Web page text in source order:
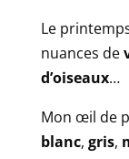
Le
nuances de
d’oiseaux…
Mon œil de
blanc, gris,